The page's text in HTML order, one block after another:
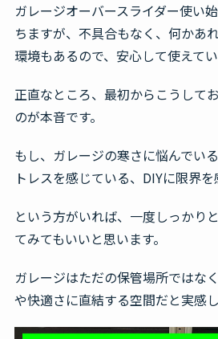
ガレージオーバースライダー使い
ちますが、不具合もなく、何かあ
環境もあるので、安心して使えてい
正直なところ、最初からこうして
のが本音です。
もし、ガレージの寒さに悩んでい
トレスを感じている、DIYに限界
という方がいれば、一度しっかり
てみてもいいと思います。
ガレージはただの保管場所ではな
や快適さに直結する空間だと実感し